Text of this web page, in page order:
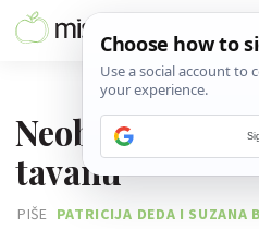
Neobična eko
tavanu
PIŠE PATRICIJA DEDA I SUZANA